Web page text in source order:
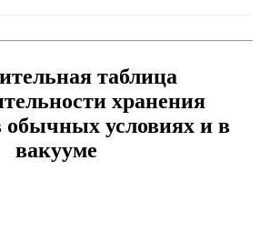
таблица
хранения
обычных условиях и в
вакууме